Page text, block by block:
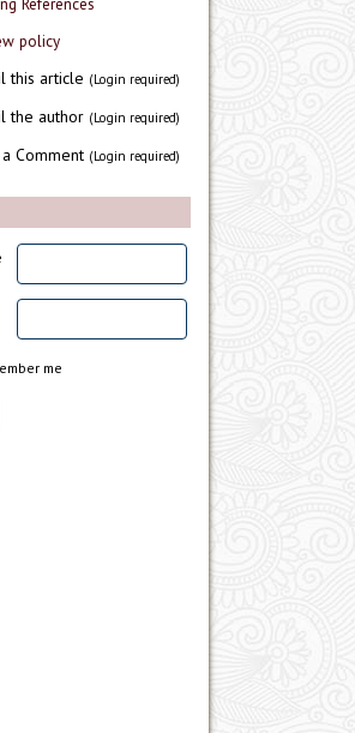
policy
this article (Login required)
the author (Login required)
Comment (Login required)
me